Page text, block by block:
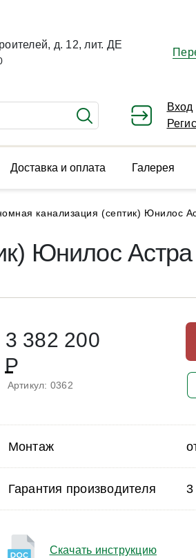
д. 12, лит. ДЕ
Вход
Доставка и оплата Галерея
канализация (септик) Юнилос
Юнилос
3 382 200
Р
Артикул: 0362
Монтаж
Гарантия производителя 3
Скачать инструкцию